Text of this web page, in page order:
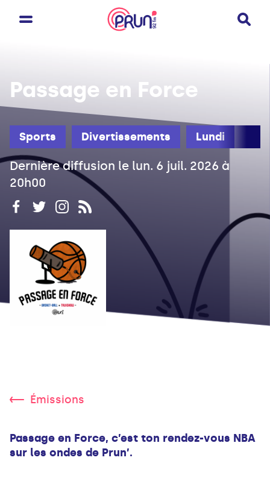
Sports Divertissements Lundi
Passage en Force
Dernière diffusion le lun. 6 juil. 2026 à
20h00
Émissions
Passage en Force, c’est ton rendez-vous NBA
sur les ondes de Prun’.